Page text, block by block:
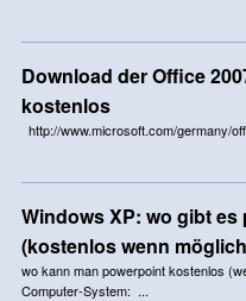
Download der Office
kostenlos
http://www.microsoft.com/germany/
Windows XP: wo gibt
(kostenlos wenn
wo kann man powerpoint kostenlos
Computer-System: ...